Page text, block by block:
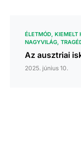
ÉLETMÓD KIEMELT
NAGYVILÁG
Az ausztriai
2025. június 10.